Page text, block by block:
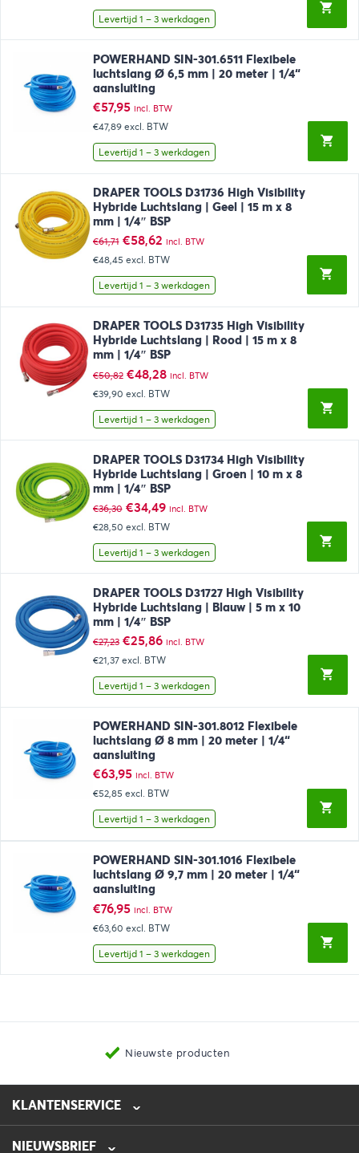
Levertijd 1 – 3 werkdagen
POWERHAND SIN-301.6511 Flexibele
luchtslang Ø 6,5 mm | 20 meter | 1/4“
aansluiting
€57,95 incl. BTW
€47,89 excl. BTW
Levertijd 1 – 3 werkdagen
DRAPER TOOLS D31736 High Visibility
Hybride Luchtslang | Geel | 15 m x 8
mm | 1/4″ BSP
€61,71 Oorspronkelijke
prijs
was:
€61,71.
€58,62Huidige
prijs
is:
€58,62.
incl. BTW
€48,45 excl. BTW
Levertijd 1 – 3 werkdagen
DRAPER TOOLS D31735 High Visibility
Hybride Luchtslang | Rood | 15 m x 8
mm | 1/4″ BSP
€50,82 Oorspronkelijke
prijs
was:
€50,82.
€48,28Huidige
prijs
is:
€48,28.
incl. BTW
€39,90 excl. BTW
Levertijd 1 – 3 werkdagen
DRAPER TOOLS D31734 High Visibility
Hybride Luchtslang | Groen | 10 m x 8
mm | 1/4″ BSP
€36,30 Oorspronkelijke
prijs
was:
€36,30.
€34,49Huidige
prijs
is:
€34,49.
incl. BTW
€28,50 excl. BTW
Levertijd 1 – 3 werkdagen
DRAPER TOOLS D31727 High Visibility
Hybride Luchtslang | Blauw | 5 m x 10
mm | 1/4″ BSP
€27,23 Oorspronkelijke
prijs
was:
€27,23.
€25,86Huidige
prijs
is:
€25,86.
incl. BTW
€21,37 excl. BTW
Levertijd 1 – 3 werkdagen
POWERHAND SIN-301.8012 Flexibele
luchtslang Ø 8 mm | 20 meter | 1/4“
aansluiting
€63,95 incl. BTW
€52,85 excl. BTW
Levertijd 1 – 3 werkdagen
POWERHAND SIN-301.1016 Flexibele
luchtslang Ø 9,7 mm | 20 meter | 1/4“
aansluiting
€76,95 incl. BTW
€63,60 excl. BTW
Levertijd 1 – 3 werkdagen
Nieuwste producten
KLANTENSERVICE
NIEUWSBRIEF